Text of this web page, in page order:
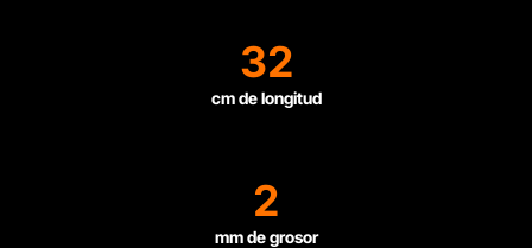
32
cm de longitud
2
mm de grosor